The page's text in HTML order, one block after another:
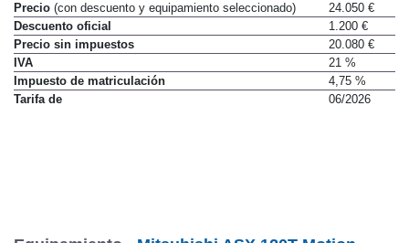
Precio (con descuento y equipamiento seleccionado)
24.050 €
Descuento oficial
1.200 €
Precio sin impuestos
20.080 €
IVA
21 %
Impuesto de matriculación
4,75 %
Tarifa de
06/2026